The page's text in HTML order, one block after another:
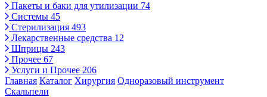
Пакеты и баки для утилизации 74
Системы 45
Стерилизация 493
Лекарственные средства 12
Шприцы 243
Прочее 67
Услуги и Прочее 206
Главная Каталог Хирургия Одноразовый инструмент
Скальпели